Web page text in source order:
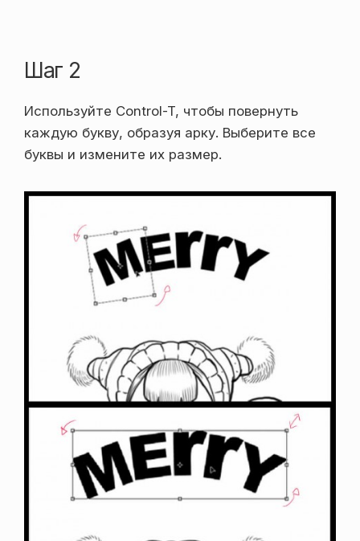
Шаг 2
Используйте Control-T, чтобы повернуть
каждую букву, образуя арку. Выберите все
буквы и измените их размер.